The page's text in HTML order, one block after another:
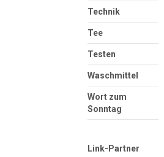
Technik
Tee
Testen
Waschmittel
Wort zum
Sonntag
Link-Partner